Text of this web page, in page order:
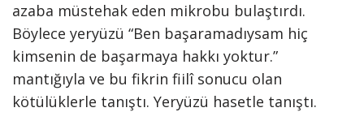
azaba müstehak eden mikrobu bulaştırdı.
Böylece yeryüzü “Ben başaramadıysam hiç
kimsenin de başarmaya hakkı yoktur.”
mantığıyla ve bu fikrin fiilî sonucu olan
kötülüklerle tanıştı. Yeryüzü hasetle tanıştı.